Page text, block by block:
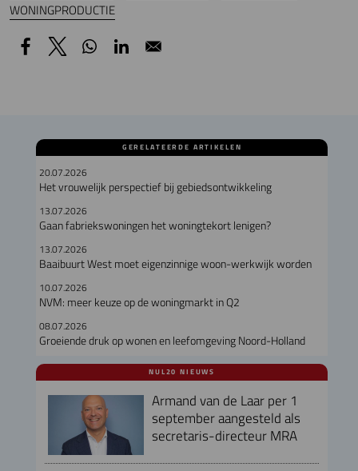
WONINGPRODUCTIE
GERELATEERDE ARTIKELEN
20.07.2026
Het vrouwelijk perspectief bij gebiedsontwikkeling
13.07.2026
Gaan fabriekswoningen het woningtekort lenigen?
13.07.2026
Baaibuurt West moet eigenzinnige woon-werkwijk worden
10.07.2026
NVM: meer keuze op de woningmarkt in Q2
08.07.2026
Groeiende druk op wonen en leefomgeving Noord-Holland
NUL20 NIEUWS
Armand van de Laar per 1
september aangesteld als
secretaris-directeur MRA